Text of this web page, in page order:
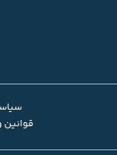
قوانین